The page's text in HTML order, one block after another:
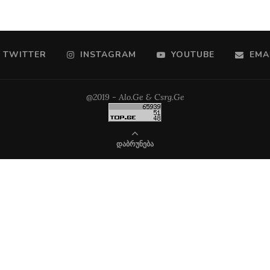
TWITTER INSTAGRAM YOUTUBE
@2019 - Alo.Ge & Csrg.Ge
ᲓᲐᲑᲠᲣᲜᲔᲑᲐ